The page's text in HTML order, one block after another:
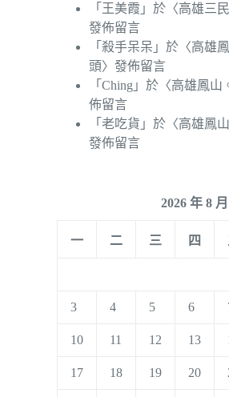
「 王美霞 」於〈高雄三
發佈留言
「殺手呆呆 」於〈高雄
頭〉發佈留言
「Ching 」於〈高雄鳳山
佈留言
「老吃貨 」於〈高雄鳳
發佈留言
2026 年 8 月
一 二 三 四
3 4 5 6
10 11 12 13
17 18 19 20